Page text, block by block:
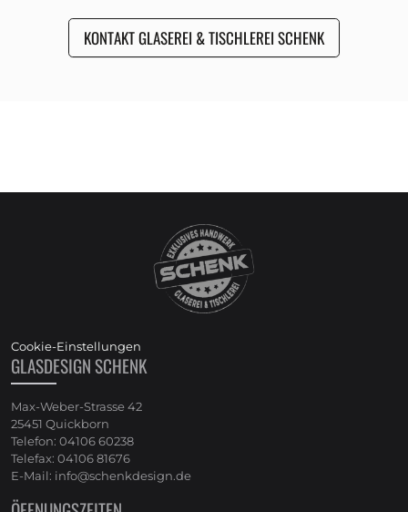
KONTAKT GLASEREI & TISCHLEREI SCHENK
Cookie-Einstellungen
GLASDESIGN SCHENK
Max-Weber-Strasse 42
25451 Quickborn
Telefon: 04106 60238
Telefax: 04106 81676
E-Mail: info@schenkdesign.de